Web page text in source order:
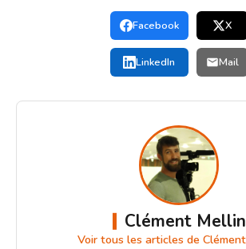
Facebook X
LinkedIn Mail
Clément Mellin
Voir tous les articles de